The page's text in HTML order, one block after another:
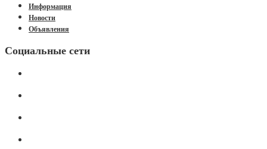
Информация
Новости
Объявления
Социальные сети